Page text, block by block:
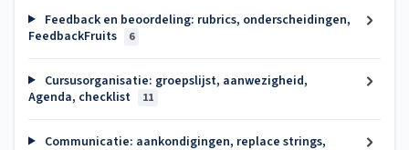
Feedback en beoordeling: rubrics, onderscheidingen,
FeedbackFruits
6
Cursusorganisatie: groepslijst, aanwezigheid,
Agenda, checklist
11
Communicatie: aankondigingen, replace strings,